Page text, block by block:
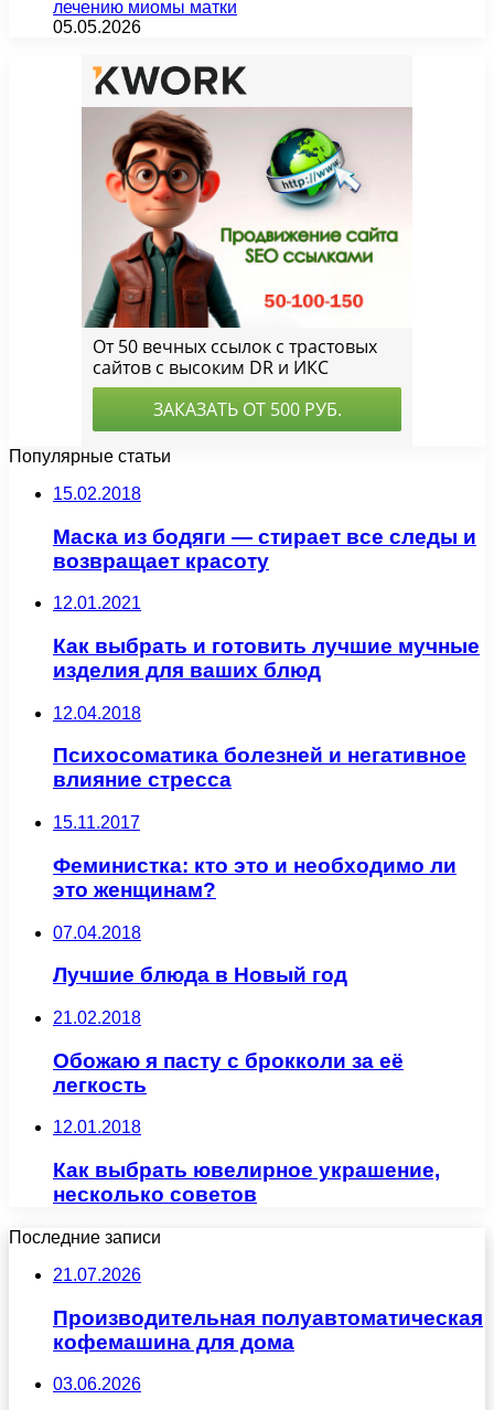
лечению миомы матки
05.05.2026
Популярные статьи
15.02.2018
Маска из бодяги — стирает все следы и
возвращает красоту
12.01.2021
Как выбрать и готовить лучшие мучные
изделия для ваших блюд
12.04.2018
Психосоматика болезней и негативное
влияние стресса
15.11.2017
Феминистка: кто это и необходимо ли
это женщинам?
07.04.2018
Лучшие блюда в Новый год
21.02.2018
Обожаю я пасту с брокколи за её
легкость
12.01.2018
Как выбрать ювелирное украшение,
несколько советов
Последние записи
21.07.2026
Производительная полуавтоматическая
кофемашина для дома
03.06.2026